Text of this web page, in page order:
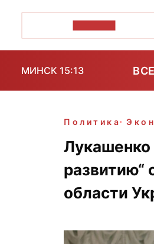
МИНСК 15:13
Политика
Лукашенко
развитию“
области